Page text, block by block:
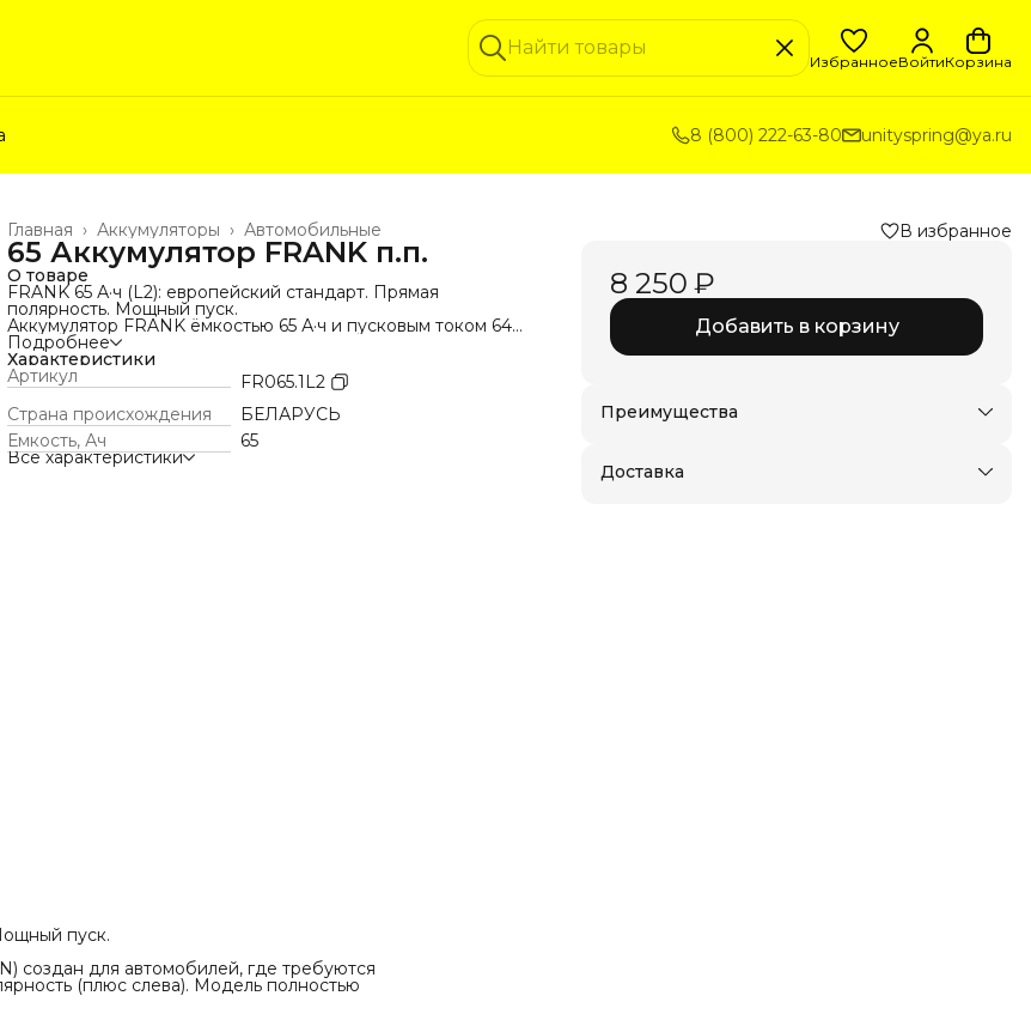
ИзбранноеВойтиКорзина
8 (800) 222-63-80 unityspring@ya.ru
Автомобильные
Аккумуляторы ›
Главная ›
65 Аккумулятор FRANK п.п.
О товаре
FRANK 65 А·ч (L2): европейский стандарт. Прямая
полярность. Мощный пуск.
Аккумулятор FRANK ёмкостью 65 А·ч и пусковым током 640
А (EN) создан для автомобилей, где требуются
европейский корпус L2, толстые конусные клеммы и прямая
полярность (плюс слева). Модель полностью соответствует
стандарту Конус ЕВРО (Т1).
Главные параметры совместимости:
Тип клемм: Конус ЕВРО (Т1): (+) 19.5 мм / (-) 17.9 мм
Полярность: Прямая (плюс слева)
Корпус: Европа L2 (242×175×190 мм)
Подробнее
Характеристики
Артикул
FR065.1L2
Страна происхождения
БЕЛАРУСЬ
Емкость, Ач
65
Все характеристики
В избранное
8 250 ₽
Добавить в корзину
Преимущества
Доставка в пункты выдачи или до двери
Доставка
пуск.
создан для автомобилей, где требуются
(плюс слева). Модель полностью